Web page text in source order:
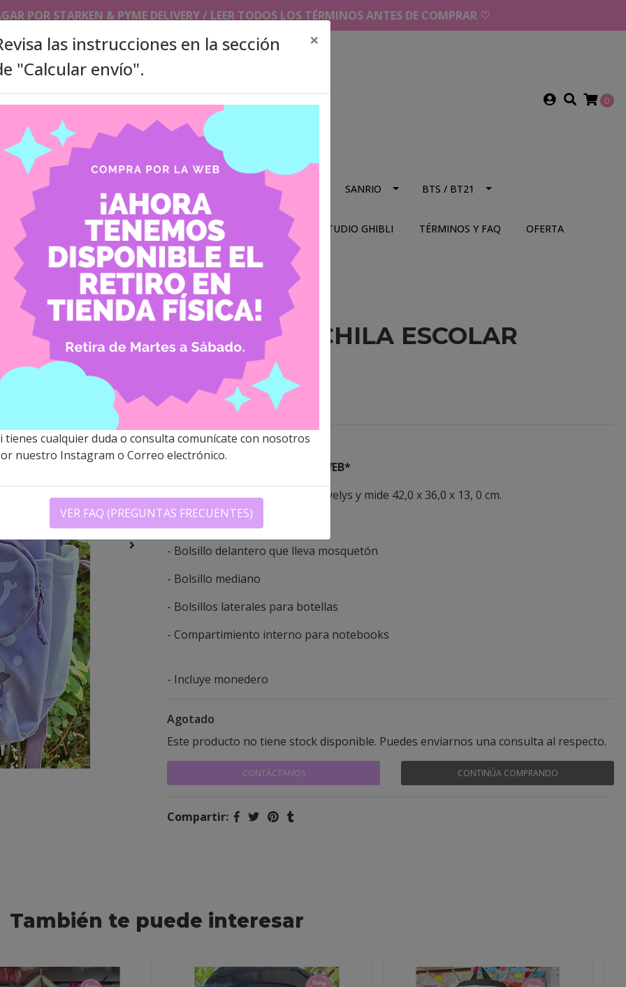
POR STARKEN & PYME DELIVERY / LEER TODOS LOS TÉRMINOS ANTES DE COMPRAR ♡
0
SLEEVES/TOPLOADERS PHOTOCARDS HOLDER/ KEYCHAINS SANRIO BTS / BT21
ITA BAGS ACCESORIOS PRODUCTOS A PEDIDO STUDIO GHIBLI TÉRMINOS Y FAQ OFERTA
TWICE - MOCHILA ESCOLAR
LOVELYS
$27.900 CLP
Descripción
*MODELO EXCLUSIVO DE LA WEB*
La mochila lleva el diseño de lovelys y mide 42,0 x 36,0 x 13, 0 cm.
- Espalda y correas acolchadas
- Bolsillo delantero que lleva mosquetón
- Bolsillo mediano
- Bolsillos laterales para botellas
- Compartimiento interno para notebooks
- Incluye monedero
Agotado
Este producto no tiene stock disponible. Puedes enviarnos una consulta al respecto.
CONTÁCTANOS CONTINÚA COMPRANDO
Compartir:
También te puede interesar
las instrucciones en la sección
"Calcular envío".
×
tienes cualquier duda o consulta comunícate con nosotros
nuestro Instagram o Correo electrónico.
VER FAQ (PREGUNTAS FRECUENTES)